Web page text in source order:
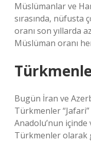
Müslümanlar ve
sırasında, nüfusta
oranı son yıllarda
Müslüman oranı
Bugün İran ve
Türkmenler
Anadolu’nun
Türkmenler olarak